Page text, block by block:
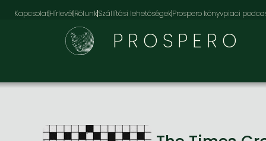
KapcsolatHírlevélRólunkSzállítási lehetőségekProspero könyvpiaci
PROSPERO